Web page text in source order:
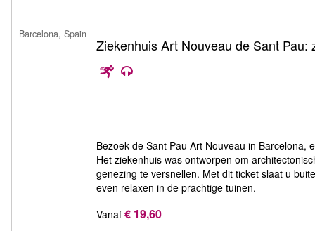
Barcelona, Spain
Ziekenhuis Art Nouveau de Sant Pau:
Bezoek de Sant Pau Art Nouveau in
Het ziekenhuis was ontworpen om
genezing te versnellen. Met dit ticket slaat u
even relaxen in de prachtige tuinen.
Vanaf € 19,60